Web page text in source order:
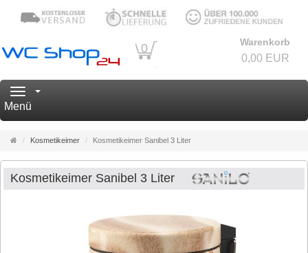
0 Warenkorb
0,00 EUR
Navigation
Menü
Startseite
Kosmetikeimer Kosmetikeimer Sanibel 3 Liter
Kosmetikeimer Sanibel 3 Liter